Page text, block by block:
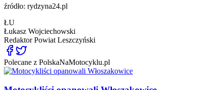
źródło: rydzyna24.pl
ŁU
Łukasz Wojciechowski
RedaktorPowiat Leszczyński
Polecane z PolskaNaMotocyklu.pl